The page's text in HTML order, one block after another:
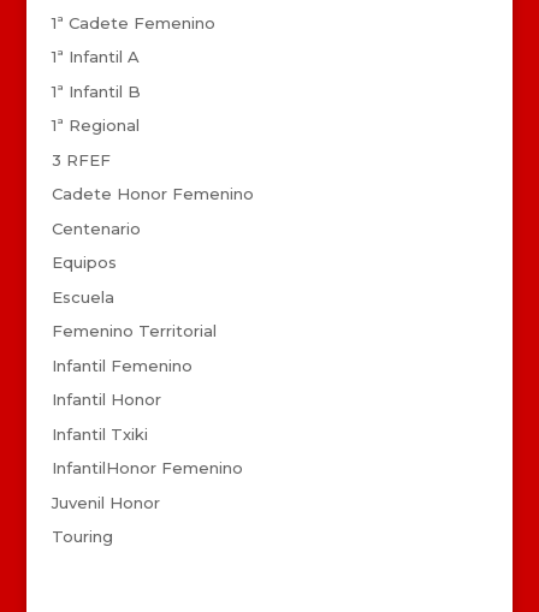
1ª Cadete Femenino
1ª Infantil A
1ª Infantil B
1ª Regional
3 RFEF
Cadete Honor Femenino
Centenario
Equipos
Escuela
Femenino Territorial
Infantil Femenino
Infantil Honor
Infantil Txiki
InfantilHonor Femenino
Juvenil Honor
Touring